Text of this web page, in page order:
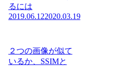
るには
2019.06.122020.03.19
２つの画像が似て
いるか、SSIMと